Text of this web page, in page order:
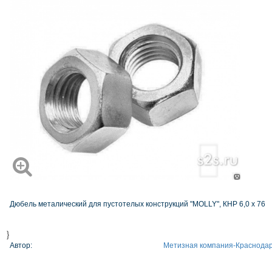
Дюбель металический для пустотелых конструкций "MOLLY", КНР 6,0 х 76
}
Автор: Метизная компания-